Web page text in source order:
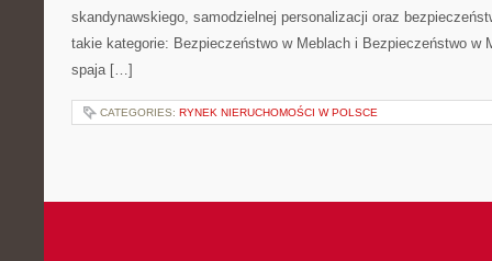
skandynawskiego, samodzielnej personalizacji oraz
takie kategorie: Bezpieczeństwo w Meblach i Bezpieczeństwo w
spaja […]
CATEGORIES: RYNEK NIERUCHOMOŚCI W POLSCE